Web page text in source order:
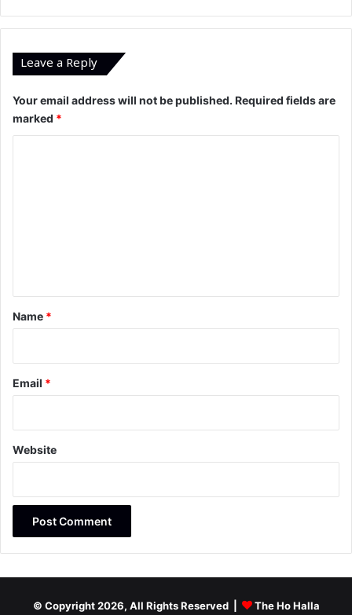
Leave a Reply
Your email address will not be published. Required fields are
marked *
*
Name *
Email *
Website
© Copyright 2026, All Rights Reserved | The Ho Halla